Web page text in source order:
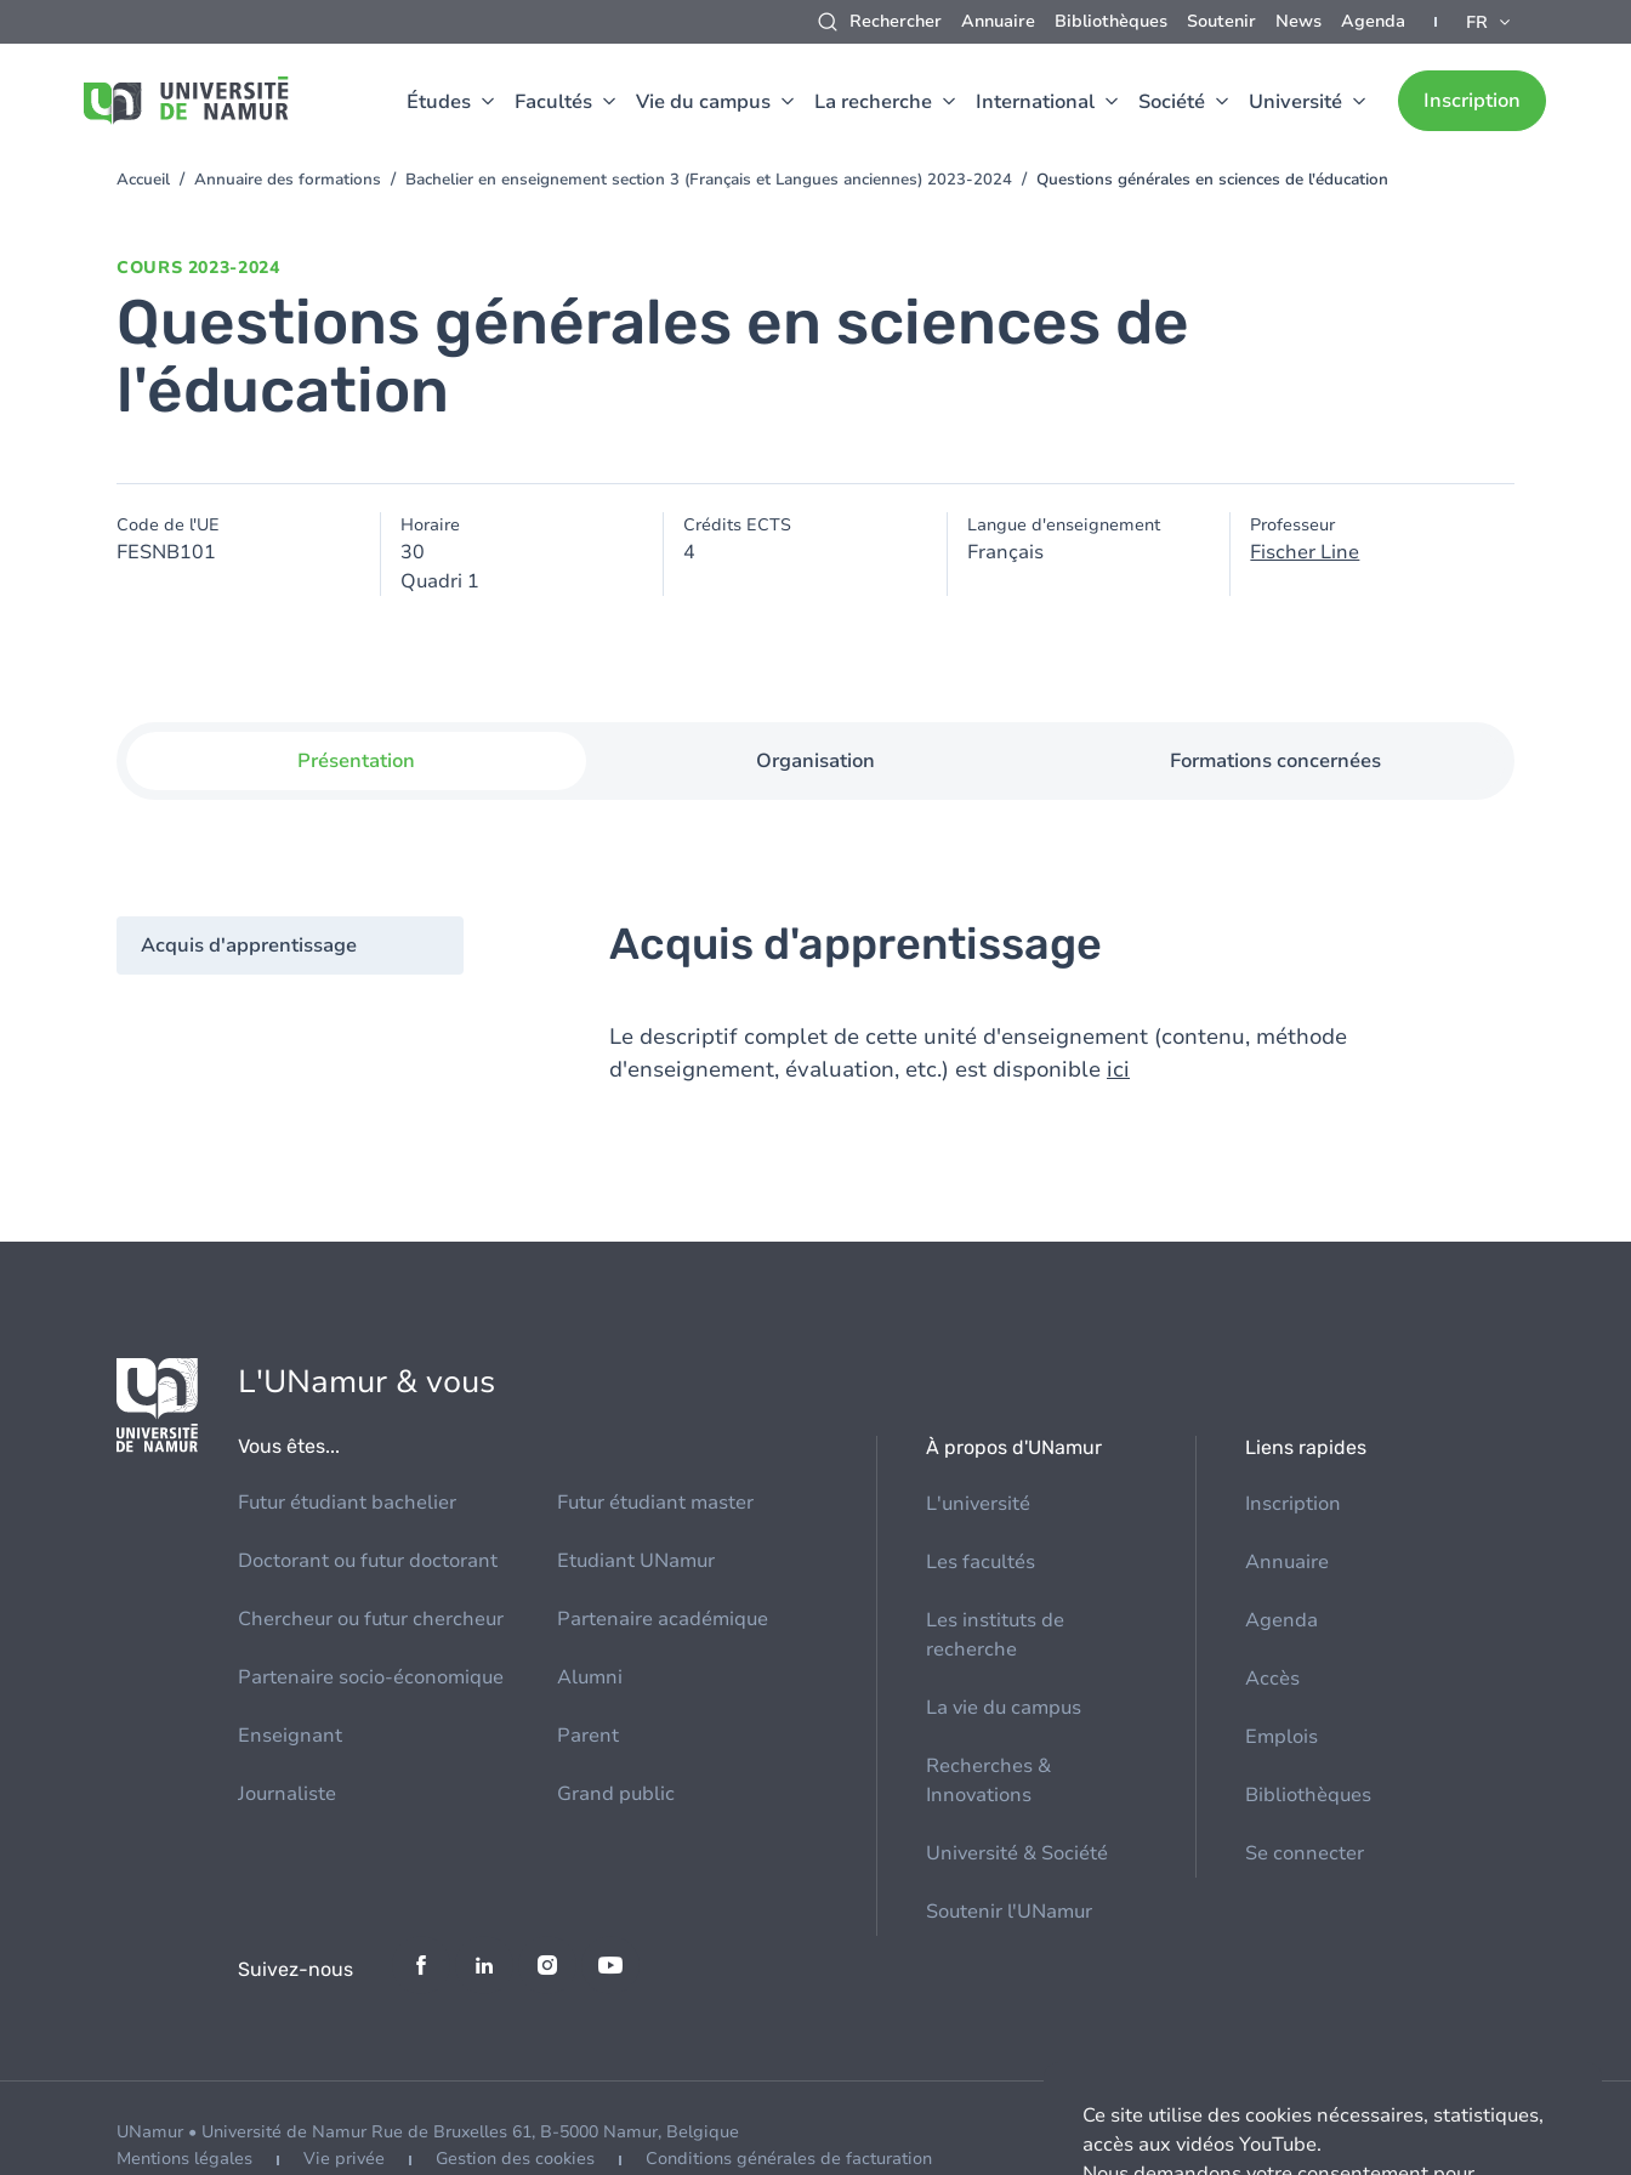
Rechercher Annuaire Bibliothèques Soutenir News Agenda FR
Études Facultés Vie du campus La recherche International Société Université Inscription
au
You
Accueil Annuaire des formations Bachelier en enseignement section 3 (Français et Langues anciennes) 2023-2024 Questions générales en sciences de l'éducation
COURS 2023-2024
Questions générales en sciences de
l'éducation
Code de l'UE
FESNB101
Horaire
30
Quadri 1
Crédits ECTS
4
Langue d'enseignement
Français
Professeur
Fischer Line
Présentation Organisation Formations concernées
Acquis d'apprentissage Acquis d'apprentissage
Le descriptif complet de cette unité d'enseignement (contenu, méthode
d'enseignement, évaluation, etc.) est disponible ici
L'UNamur & vous
Vous êtes...
Futur étudiant bachelier Futur étudiant master
Doctorant ou futur doctorant Etudiant UNamur
Chercheur ou futur chercheur Partenaire académique
Partenaire socio-économique Alumni
Enseignant Parent
Journaliste Grand public
À propos d'UNamur
L'université
Les facultés
Les instituts de
recherche
La vie du campus
Recherches &
Innovations
Université & Société
Soutenir l'UNamur
Liens rapides
Inscription
Annuaire
Agenda
Accès
Emplois
Bibliothèques
Se connecter
Suivez-nous
UNamur • Université de Namur Rue de Bruxelles 61, B-5000 Namur, Belgique
Mentions légales
Vie privée Gestion des cookies Conditions générales de facturation
Ce site utilise des cookies nécessaires, statistiques,
accès aux vidéos YouTube.